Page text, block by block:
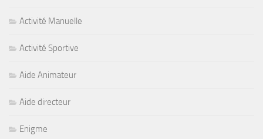
Activité Manuelle
Activité Sportive
Aide Animateur
Aide directeur
Enigme